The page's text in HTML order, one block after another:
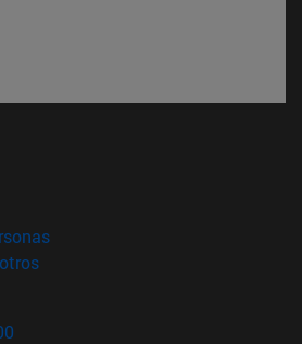
nueva ventana)
(abre en nueva ventana)
(abre en nueva ventana)